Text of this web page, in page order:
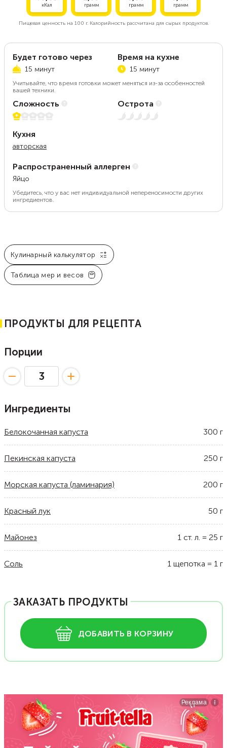
кКал грамм грамм грамм
Пищевая ценность на 100 г.Калорийность рассчитана для сырых продуктов.
Будет готово через
15 минут
Время на кухне
15 минут
Учитывайте, что время готовки может меняться из-за особенностей
вашей техники.
Сложность
1 из 5
Острота
Нет остроты
Кухня
авторская
Распространенный аллерген
Яйцо
Убедитесь, что у вас нет индивидуальной непереносимости других
ингредиентов.
Кулинарный калькулятор
Таблица мер и весов
ПРОДУКТЫ ДЛЯ РЕЦЕПТА
Порции
Ингредиенты
Белокочанная капуста 300 г
Пекинская капуста 250 г
Морская капуста (ламинария) 200 г
Красный лук 50 г
Майонез 1 ст. л. = 25 г
Соль 1 щепотка = 1 г
ЗАКАЗАТЬ ПРОДУКТЫ
ДОБАВИТЬ В КОРЗИНУ